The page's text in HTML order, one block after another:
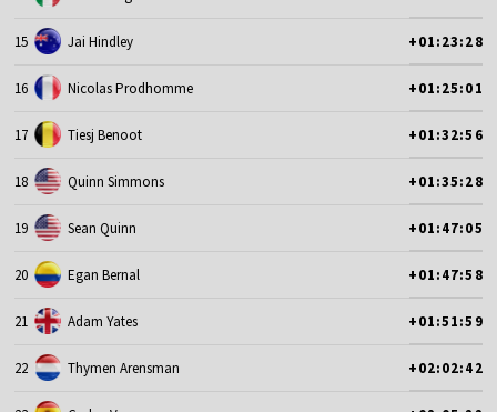
15 Jai Hindley +01:23:28
16 Nicolas Prodhomme +01:25:01
17 Tiesj Benoot +01:32:56
18 Quinn Simmons +01:35:28
19 Sean Quinn +01:47:05
20 Egan Bernal +01:47:58
21 Adam Yates +01:51:59
22 Thymen Arensman +02:02:42